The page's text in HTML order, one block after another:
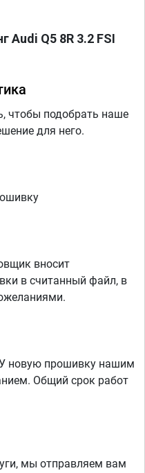
Audi Q5 8R 3.2 FSI
чтобы подобрать наше
для него.
вносит
в считанный файл, в
новую прошивку нашим
Общий срок работ
мы отправляем вам